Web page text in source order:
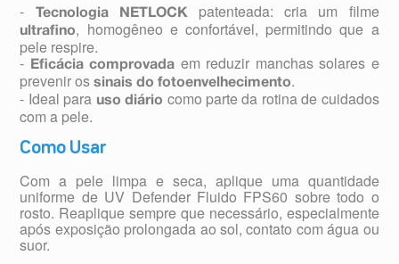
- Tecnologia NETLOCKpatenteada: cria um filme
ultrafino, homogêneo e confortável, permitindo que a
pele respire.
- Eficácia comprovada em reduzir manchas solares e
prevenir ossinais do fotoenvelhecimento.
- Ideal para uso diário como parte da rotina de cuidados
com a pele.
Como Usar
Com a pele limpa e seca, aplique uma quantidade
uniforme de UV Defender Fluido FPS60 sobre todo o
rosto. Reaplique sempre que necessário, especialmente
após exposição prolongada ao sol, contato com água ou
suor.